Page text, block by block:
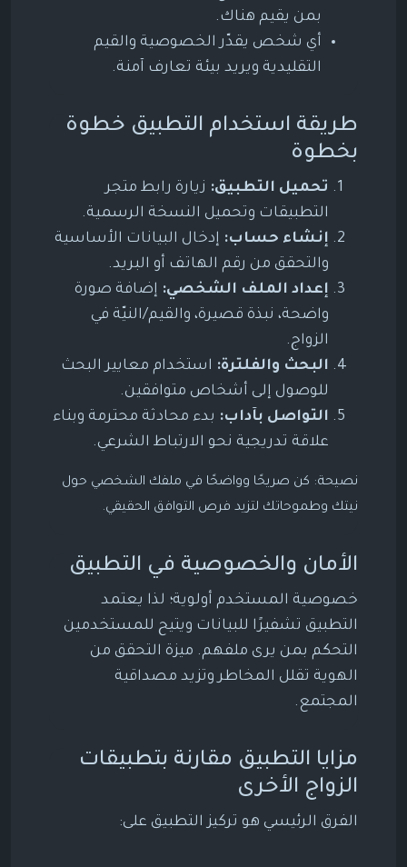
بمن يقيم هناك.
أي شخص يقدّر الخصوصية والقيم
التقليدية ويريد بيئة تعارف آمنة.
طريقة استخدام التطبيق خطوة
بخطوة
تحميل التطبيق: زيارة رابط متجر
التطبيقات وتحميل النسخة الرسمية.
إنشاء حساب: إدخال البيانات الأساسية
والتحقق من رقم الهاتف أو البريد.
إعداد الملف الشخصي: إضافة صورة
واضحة، نبذة قصيرة، والقيم/النيّة في
الزواج.
البحث والفلترة: استخدام معايير البحث
للوصول إلى أشخاص متوافقين.
التواصل بآداب: بدء محادثة محترمة وبناء
علاقة تدريجية نحو الارتباط الشرعي.
نصيحة: كن صريحًا وواضحًا في ملفك الشخصي حول
نيتك وطموحاتك لتزيد فرص التوافق الحقيقي.
الأمان والخصوصية في التطبيق
خصوصية المستخدم أولوية؛ لذا يعتمد
التطبيق تشفيرًا للبيانات ويتيح للمستخدمين
التحكم بمن يرى ملفهم. ميزة التحقق من
الهوية تقلل المخاطر وتزيد مصداقية
المجتمع.
مزايا التطبيق مقارنة بتطبيقات
الزواج الأخرى
الفرق الرئيسي هو تركيز التطبيق على: